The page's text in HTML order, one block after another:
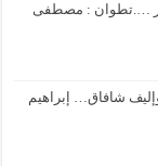
….تطوان : مصطفى
شافاق… إبراهيم